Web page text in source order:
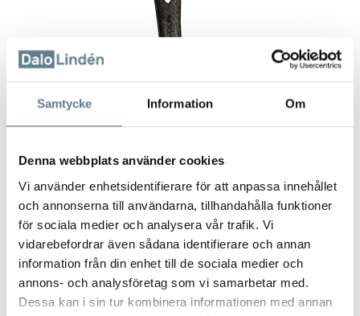
Samtycke Information Om
Denna webbplats använder cookies
Vi använder enhetsidentifierare för att anpassa innehållet
och annonserna till användarna, tillhandahålla funktioner
för sociala medier och analysera vår trafik. Vi
vidarebefordrar även sådana identifierare och annan
information från din enhet till de sociala medier och
annons- och analysföretag som vi samarbetar med.
Dessa kan i sin tur kombinera informationen med annan
Smörkniv 210 mm, svart
941100-10